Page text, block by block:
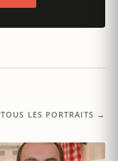
TOUS LES PORTRAITS →